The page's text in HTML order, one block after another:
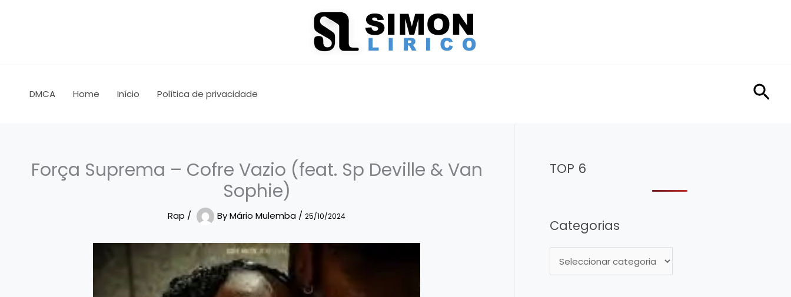
DMCA Home Início Política de privacidade
Força Suprema – Cofre Vazio (feat. Sp Deville & Van
Sophie)
Rap / ByMário Mulemba /25/10/2024
TOP 6
Categorias
a